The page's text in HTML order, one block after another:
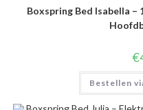
Boxspring Bed Isabella –
€
Bestellen